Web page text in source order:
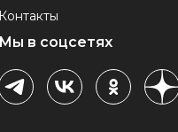
Контакты
Мы в соцсетях